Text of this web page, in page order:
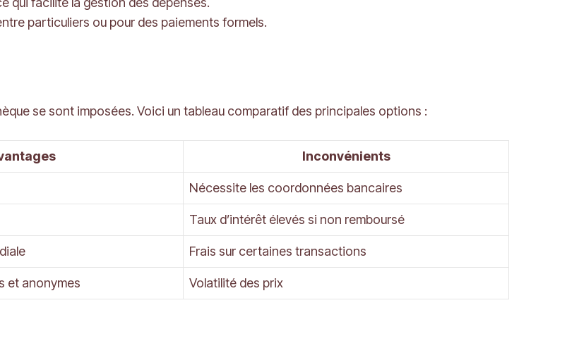
particuliers ou pour des paiements formels.
se sont imposées. Voici un tableau comparatif des principales options :
Inconvénients
Nécessite les coordonnées bancaires
Taux d’intérêt élevés si non remboursé
Frais sur certaines transactions
et anonymes Volatilité des prix